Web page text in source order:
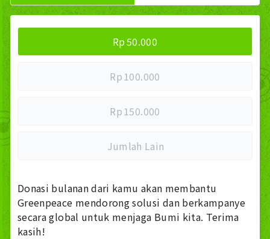
Rp50.000
Rp100.000
Rp150.000
Jumlah Lain
Donasi bulanan dari kamu akan membantu
Greenpeace mendorong solusi dan berkampanye
secara global untuk menjaga Bumi kita. Terima
kasih!